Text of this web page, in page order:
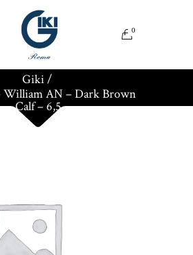
0
Giki/
William AN – Dark Brown
Calf – 6,5